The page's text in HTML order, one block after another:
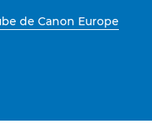
de Canon Europe